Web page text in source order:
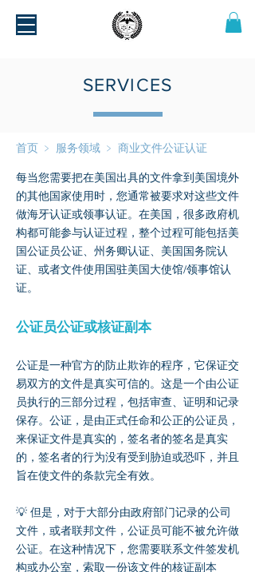
SERVICES
首页 ﹥ 服务领域 ﹥ 商业文件公证认证
每当您需要把在美国出具的文件拿到美国境外
的其他国家使用时，您通常被要求对这些文件
做海牙认证或领事认证。在美国，很多政府机
构都可能参与认证过程，整个过程可能包括美
国公证员公证、州务卿认证、美国国务院认
证、或者文件使用国驻美国大使馆/领事馆认
证。
公证员公证或核证副本
公证是一种官方的防止欺诈的程序，它保证交
易双方的文件是真实可信的。这是一个由公证
员执行的三部分过程，包括审查、证明和记录
保存。公证，是由正式任命和公正的公证员，
来保证文件是真实的，签名者的签名是真实
的，签名者的行为没有受到胁迫或恐吓，并且
旨在使文件的条款完全有效。
💡 但是，对于大部分由政府部门记录的公司
文件，或者联邦文件，公证员可能不被允许做
公证。在这种情况下，您需要联系文件签发机
构或办公室，索取一份该文件的核证副本